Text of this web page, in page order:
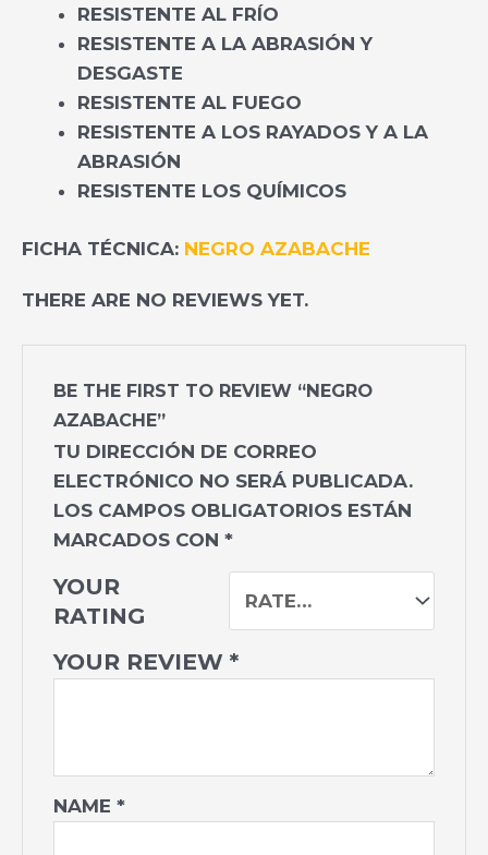
RESISTENTE AL FRÍO
RESISTENTE A LA ABRASIÓN Y
DESGASTE
RESISTENTE AL FUEGO
RESISTENTE A LOS RAYADOS Y A LA
ABRASIÓN
RESISTENTE LOS QUÍMICOS
FICHA TÉCNICA: NEGRO AZABACHE
THERE ARE NO REVIEWS YET.
BE THE FIRST TO REVIEW “NEGRO
AZABACHE”
TU DIRECCIÓN DE CORREO
ELECTRÓNICO NO SERÁ PUBLICADA.
LOS CAMPOS OBLIGATORIOS ESTÁN
MARCADOS CON*
YOUR
RATING
YOUR REVIEW*
NAME*